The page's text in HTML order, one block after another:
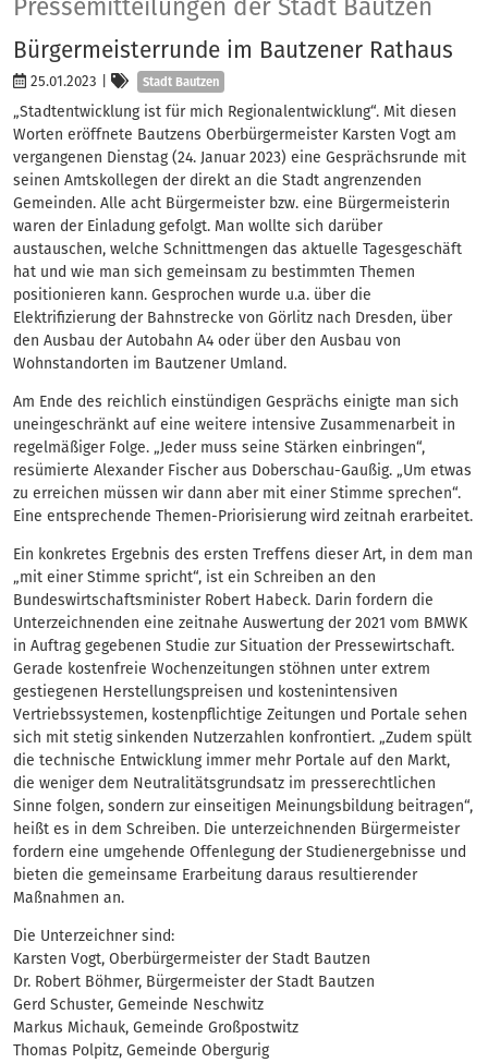
Pressemitteilungen der Stadt Bautzen
Bürgermeisterrunde im Bautzener Rathaus
25.01.2023 Kategorien
Stadt Bautzen
„Stadtentwicklung ist für mich Regionalentwicklung“. Mit diesen
Worten eröffnete Bautzens Oberbürgermeister Karsten Vogt am
vergangenen Dienstag (24. Januar 2023) eine Gesprächsrunde mit
seinen Amtskollegen der direkt an die Stadt angrenzenden
Gemeinden. Alle acht Bürgermeister bzw. eine Bürgermeisterin
waren der Einladung gefolgt. Man wollte sich darüber
austauschen, welche Schnittmengen das aktuelle Tagesgeschäft
hat und wie man sich gemeinsam zu bestimmten Themen
positionieren kann. Gesprochen wurde u.a. über die
Elektrifizierung der Bahnstrecke von Görlitz nach Dresden, über
den Ausbau der Autobahn A4 oder über den Ausbau von
Wohnstandorten im Bautzener Umland.
Am Ende des reichlich einstündigen Gesprächs einigte man sich
uneingeschränkt auf eine weitere intensive Zusammenarbeit in
regelmäßiger Folge. „Jeder muss seine Stärken einbringen“,
resümierte Alexander Fischer aus Doberschau-Gaußig. „Um etwas
zu erreichen müssen wir dann aber mit einer Stimme sprechen“.
Eine entsprechende Themen-Priorisierung wird zeitnah erarbeitet.
Ein konkretes Ergebnis des ersten Treffens dieser Art, in dem man
„mit einer Stimme spricht“, ist ein Schreiben an den
Bundeswirtschaftsminister Robert Habeck. Darin fordern die
Unterzeichnenden eine zeitnahe Auswertung der 2021 vom BMWK
in Auftrag gegebenen Studie zur Situation der Pressewirtschaft.
Gerade kostenfreie Wochenzeitungen stöhnen unter extrem
gestiegenen Herstellungspreisen und kostenintensiven
Vertriebssystemen, kostenpflichtige Zeitungen und Portale sehen
sich mit stetig sinkenden Nutzerzahlen konfrontiert. „Zudem spült
die technische Entwicklung immer mehr Portale auf den Markt,
die weniger dem Neutralitätsgrundsatz im presserechtlichen
Sinne folgen, sondern zur einseitigen Meinungsbildung beitragen“,
heißt es in dem Schreiben. Die unterzeichnenden Bürgermeister
fordern eine umgehende Offenlegung der Studienergebnisse und
bieten die gemeinsame Erarbeitung daraus resultierender
Maßnahmen an.
Die Unterzeichner sind:
Karsten Vogt, Oberbürgermeister der Stadt Bautzen
Dr. Robert Böhmer, Bürgermeister der Stadt Bautzen
Gerd Schuster, Gemeinde Neschwitz
Markus Michauk, Gemeinde Großpostwitz
Thomas Polpitz, Gemeinde Obergurig